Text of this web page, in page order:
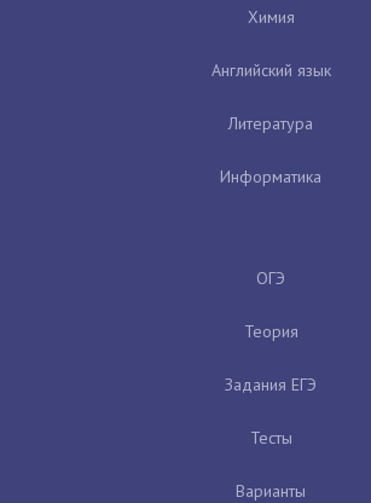
Химия
Английский язык
Литература
Информатика
ОГЭ
Теория
Задания ЕГЭ
Тесты
Варианты